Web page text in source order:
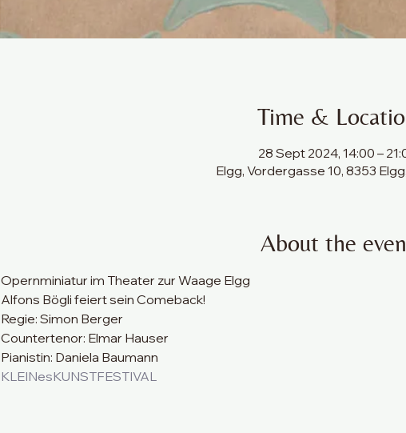
Time &
28 Sept 2024, 14:00 –
Elgg, Vordergasse 10, 8353
About the
Opernminiatur im Theater zur Waage Elgg
Alfons Bögli feiert sein Comeback!
Regie: Simon Berger
Countertenor: Elmar Hauser
Pianistin: Daniela Baumann
KLEINesKUNSTFESTIVAL